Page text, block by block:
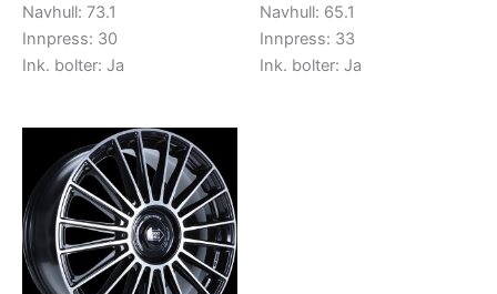
Navhull: 73.1
Innpress: 30
Ink. bolter: Ja
Navhull: 65.1
Innpress: 33
Ink. bolter: Ja